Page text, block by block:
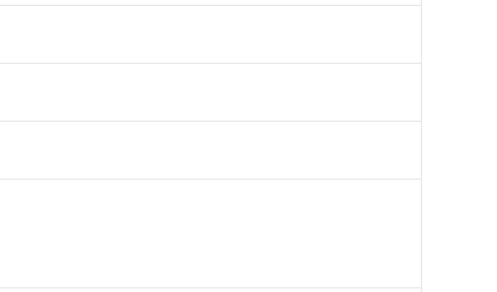
10物質）の非含有に対応した製品が提供可能な商品です。
質）の非含有に対応した製品に切り替える予定のある商品
（10物質）の非含有に非対応の商品で、対応品を出す予定は